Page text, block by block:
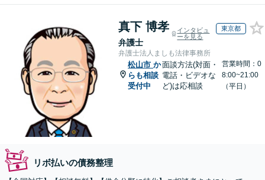
真下 博孝
弁護士
インタビュ
ーを見る
東京都
弁護士法人ましも法律事務所
松山市 か
らも相談
受付中
面談方法(対面・
電話・ビデオな
ど)は応相談
営業時間：0
8:00~21:00
（平日）
リボ払いの債務整理